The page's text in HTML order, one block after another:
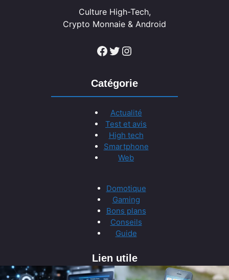
Culture High-Tech,
Crypto Monnaie & Android
Facebook Twitter Instagram
Catégorie
Actualité
Test et avis
High tech
Smartphone
Web
Domotique
Gaming
Bons plans
Conseils
Guide
Lien utile